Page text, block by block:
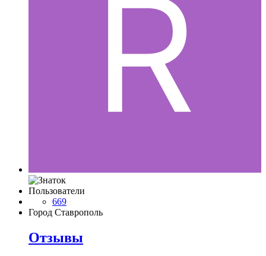
Пользователи
669
Город Ставрополь
Отзывы